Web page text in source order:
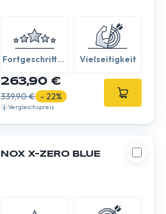
Fortgeschritten
Vielseitigkeit
263,90 €
339,90 € - 22%
Vergleichspreis
NOX X-ZERO BLUE